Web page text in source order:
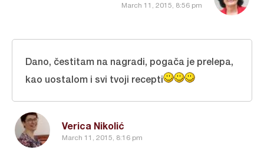
March 11, 2015, 8:56 pm
Verica Nikolić
March 11, 2015, 8:16 pm
Dano, čestitam na nagradi, pogača je prelepa,
kao uostalom i svi tvoji recepti